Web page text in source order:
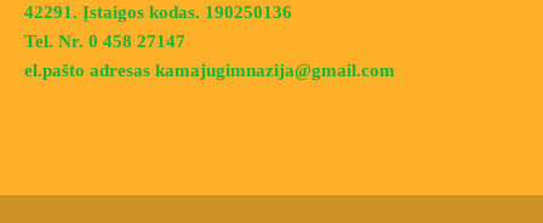
42291. Įstaigos kodas. 190250136
Tel. Nr. 0 458 27147
el.pašto adresas kamajugimnazija@gmail.com